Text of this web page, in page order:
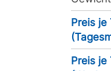
Preis je
Preis je